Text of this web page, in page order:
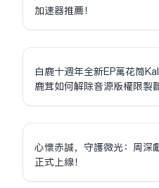
加速器推薦！
白鹿十週年全新EP萬花筒
鹿茸如何解除音源版權限制
心懷赤誠，守護微光：周深
正式上線！